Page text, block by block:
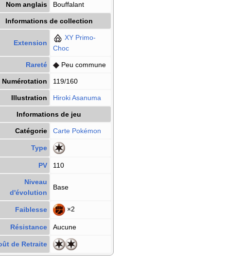
Nom anglais Bouffalant
Informations de collection
Extension
XY Primo-
Choc
Rareté Peu commune
Numérotation 119/160
Illustration Hiroki Asanuma
Informations de jeu
Catégorie Carte Pokémon
Type
PV 110
Niveau
d'évolution
Base
Faiblesse ×2
Résistance Aucune
de Retraite